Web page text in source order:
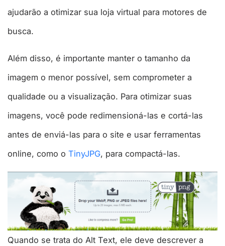
ajudarão a otimizar sua loja virtual para motores de
busca.
Além disso, é importante manter o tamanho da
imagem o menor possível, sem comprometer a
qualidade ou a visualização. Para otimizar suas
imagens, você pode redimensioná-las e cortá-las
antes de enviá-las para o site e usar ferramentas
online, como o TinyJPG, para compactá-las.
Quando se trata do Alt Text, ele deve descrever a